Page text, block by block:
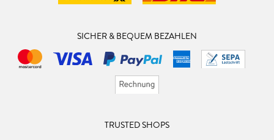
SICHER & BEQUEM BEZAHLEN
TRUSTED SHOPS